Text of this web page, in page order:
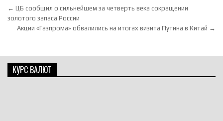
Навигация по записям
← ЦБ сообщил о сильнейшем за четверть века сокращении
золотого запаса России
Акции «Газпрома» обвалились на итогах визита Путина в Китай →
КУРС ВАЛЮТ